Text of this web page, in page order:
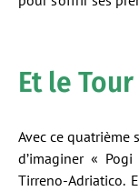
Et le
Avec ce quatrième
d’imaginer «
Tirreno-Adriatico.